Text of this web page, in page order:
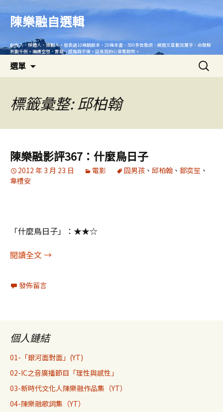
內
陳樂融自選輯
創作人、媒體人、策劃人。發表過10幾齣劇本、20幾本書、500多首歌詞、網路文章數百萬字、命盤解
析數千例。繼續空想、實踐、感傷與平復。這是我的心靈集散地。
選單
搜
尋
標籤彙整: 邱柏翰
陳樂融影評367：什麼鳥日子
2012 年 3 月 23 日 電影 囧男孩 、 邱柏翰 、 鄒奕笙 、
韋禮安
「什麼鳥日子」：★★☆
閱讀全文陳樂融影評367：什麼鳥日子
→
發佈留言
個人鏈結
01-「銀河面對面」(YT)
02-IC之音廣播節目「理性與感性」
03-新時代文化人陳樂融作品集（YT）
04-陳樂融歌詞集（YT）